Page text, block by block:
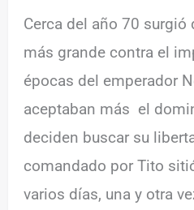
Cerca del año 70 surgió
más grande contra el
épocas del emperador
aceptaban más el
deciden buscar su
comandado por Tito
varios días, una y otra